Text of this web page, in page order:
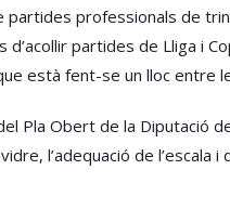
partides professionals de
partides de Lliga i
està fent-se un lloc entre
Obert de la Diputació
l’adequació de l’escala